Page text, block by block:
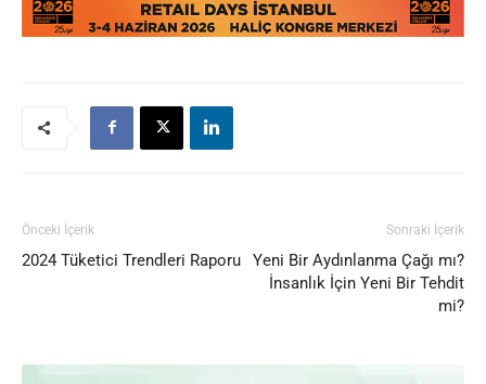
Önceki İçerik
2024 Tüketici Trendleri Raporu
Sonraki İçerik
Yeni Bir Aydınlanma Çağı mı?
İnsanlık İçin Yeni Bir Tehdit
mi?